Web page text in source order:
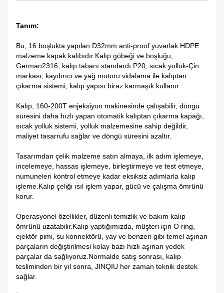
Tanım:
Bu, 16 boşlukta yapılan D32mm anti-proof yuvarlak HDPE
malzeme kapak kalıbıdır.Kalıp göbeği ve boşluğu,
German2316, kalıp tabanı standardı P20, sıcak yolluk-Çin
markası, kaydırıcı ve yağ motoru vidalama ile kalıptan
çıkarma sistemi, kalıp yapısı biraz karmaşık kullanır
Kalıp, 160-200T enjeksiyon makinesinde çalışabilir, döngü
süresini daha hızlı yapan otomatik kalıptan çıkarma kapağı,
sıcak yolluk sistemi, yolluk malzemesine sahip değildir,
maliyet tasarrufu sağlar ve döngü süresini azaltır.
Tasarımdan çelik malzeme satın almaya, ilk adım işlemeye,
incelemeye, hassas işlemeye, birleştirmeye ve test etmeye,
numuneleri kontrol etmeye kadar eksiksiz adımlarla kalıp
işleme.Kalıp çeliği ısıl işlem yapar, gücü ve çalışma ömrünü
korur.
Operasyonel özellikler, düzenli temizlik ve bakım kalıp
ömrünü uzatabilir.Kalıp yaptığımızda, müşteri için O ring,
ejektör pimi, su konnektörü, yay ve benzeri gibi temel aşınan
parçaların değiştirilmesi kolay bazı hızlı aşınan yedek
parçalar da sağlıyoruz.Normalde satış sonrası, kalıp
tesliminden bir yıl sonra, JINQIU her zaman teknik destek
sağlar.